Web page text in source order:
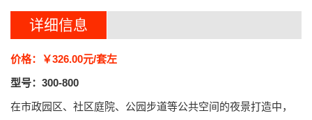
详细信息
价格：￥326.00元/套左
型号：300-800
在市政园区、社区庭院、公园步道等公共空间的夜景打造中，